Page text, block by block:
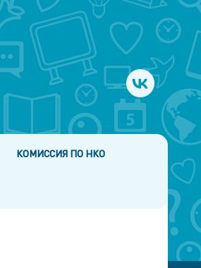
КОМИССИЯ ПО НКО